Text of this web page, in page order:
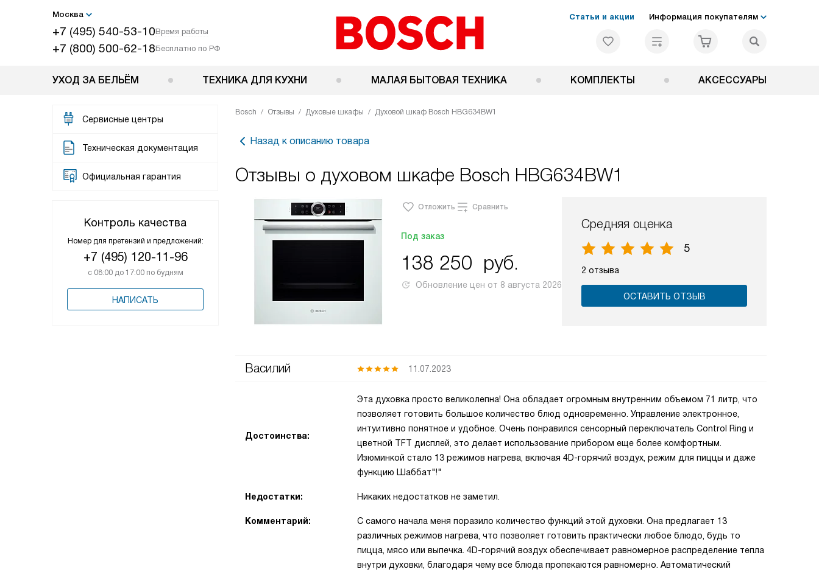
Москва
+7 (495) 540-53-10Время работы
+7 (800) 500-62-18Бесплатно по РФ
Статьи и акции Информация покупателям
УХОД ЗА БЕЛЬЁМ ТЕХНИКА ДЛЯ КУХНИ МАЛАЯ БЫТОВАЯ ТЕХНИКА КОМПЛЕКТЫ АКСЕССУАРЫ
Сервисные центры
Техническая документация
Официальная гарантия
Контроль качества
Номер для претензий и предложений:
+7 (495) 120-11-96
с 08:00 до 17:00 по будням
НАПИСАТЬ
Bosch Отзывы Духовые шкафы Духовой шкаф Bosch HBG634BW1
Назад к описанию товара
Отзывы о духовом шкафе Bosch HBG634BW1
Отложить Сравнить
Под заказ
138 250 руб.
Обновление цен от 8 августа 2026
Средняя оценка
5
2 отзыва
ОСТАВИТЬ ОТЗЫВ
Василий 11.07.2023
Достоинства:
Эта духовка просто великолепна! Она обладает огромным внутренним объемом 71 литр, что
позволяет готовить большое количество блюд одновременно. Управление электронное,
интуитивно понятное и удобное. Очень понравился сенсорный переключатель Control Ring и
цветной TFT дисплей, это делает использование прибором еще более комфортным.
Изюминкой стало 13 режимов нагрева, включая 4D-горячий воздух, режим для пиццы и даже
функцию Шаббат"!"
Недостатки: Никаких недостатков не заметил.
Комментарий:
С самого начала меня поразило количество функций этой духовки. Она предлагает 13
различных режимов нагрева, что позволяет готовить практически любое блюдо, будь то
пицца, мясо или выпечка. 4D-горячий воздух обеспечивает равномерное распределение тепла
внутри духовки, благодаря чему все блюда пропекаются равномерно. Автоматический